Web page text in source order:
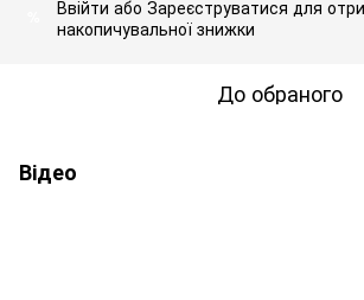
Ввійти або Зареєструватися для
накопичувальної знижки
До обраного
Відео